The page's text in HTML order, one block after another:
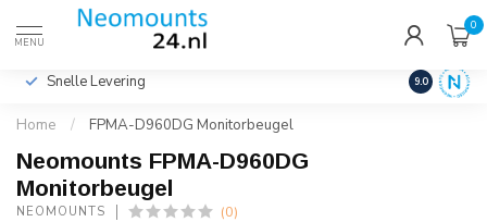
MENU
0
Incl. btw
Snelle Levering Hoge
9.0
Home / FPMA-D960DG Monitorbeugel
Neomounts FPMA-D960DG
Monitorbeugel
NEOMOUNTS (0)